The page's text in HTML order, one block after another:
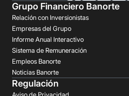
Grupo Financiero Banorte
Relación con Inversionistas
Empresas del Grupo
Informe Anual Interactivo
Sistema de Remuneración
Empleos Banorte
Noticias Banorte
Regulación
Aviso de Privacidad